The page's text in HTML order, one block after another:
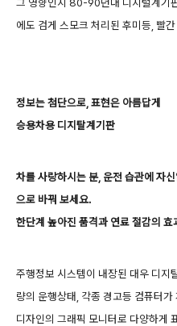
에도 검게 스모크 처리된 후미등, 빨
정보는 첨단으로, 표현은 아름답게
승용차용 디지탈계기판
차를 사랑하시는 분, 운전 습관에 자
으로 바꿔 보세요.
한단계 높아진 품격과 연료 절감의 효
주행정보 시스템이 내장된 대우 디지
량의 운행상태, 각종 경고등 컴퓨터
디자인의 그래픽 모니터로 다양하게